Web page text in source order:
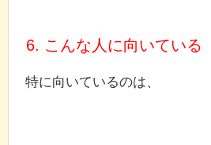
6. こんな人に向いている
特に向いているのは、